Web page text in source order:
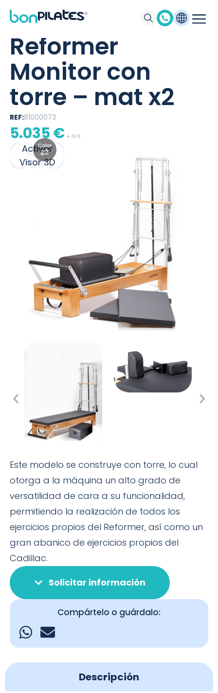
BONPILATES/PRODUCTOS/
REFORMER MONITOR CON TORRE – MAT
Reformer
Monitor con
torre – mat x2
REF:81000073
5.035€ + IVA
Activar
Visor 3D
Este modelo se construye con torre, lo cual
otorga a la máquina un alto grado de
versatilidad de cara a su funcionalidad,
permitiendo la realización de todos los
ejercicios propios del Reformer, así como un
gran abanico de ejercicios propios del
Cadillac.
Solicitar información
Compártelo o guárdalo:
Descripción